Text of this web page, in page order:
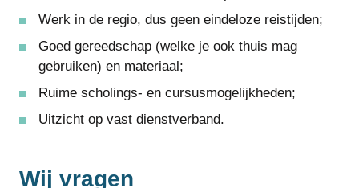
Werk in de regio, dus geen eindeloze reistijden;
Goed gereedschap (welke je ook thuis mag
gebruiken) en materiaal;
Ruime scholings- en cursusmogelijkheden;
Uitzicht op vast dienstverband.
Wij vragen